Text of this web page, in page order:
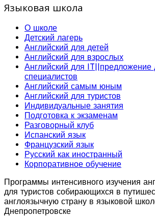
Языковая школа
О школе
Детский лагерь
Английский для детей
Английский для взрослых
Английский для IT||предложение
специалистов
Английский самым юным
Английский для туристов
Индивидуальные занятия
Подготовка к экзаменам
Разговорный клуб
Испанский язык
Французский язык
Русский как иностранный
Корпоративное обучение
Программы интенсивного изучения
для туристов собирающихся в
англоязычную страну в языковой
Днепропетровске